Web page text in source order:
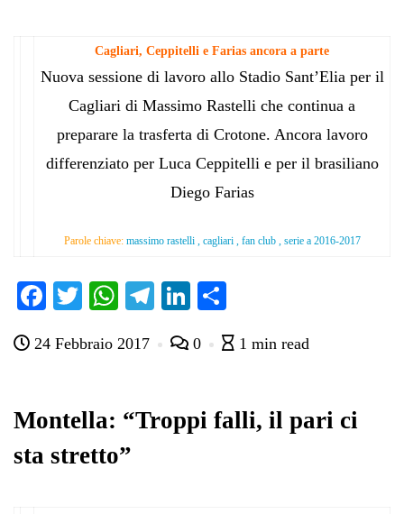
Cagliari, Ceppitelli e Farias ancora a parte
Nuova sessione di lavoro allo Stadio Sant’Elia per il
Cagliari di Massimo Rastelli che continua a
preparare la trasferta di Crotone. Ancora lavoro
differenziato per Luca Ceppitelli e per il brasiliano
Diego Farias
Parole chiave: massimo rastelli , cagliari , fan club , serie a 2016-2017
Fa
bo
T
tte
W
ts
pp
Te
gr
m
Li
ed di
di
24 Febbraio 2017 0 1 min read
Montella: “Troppi falli, il pari ci
sta stretto”